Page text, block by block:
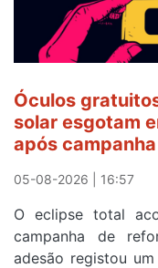
Óculos
solar esgotam
após
05-08-2026 | 16:57
O eclipse total
campanha de
adesão registou